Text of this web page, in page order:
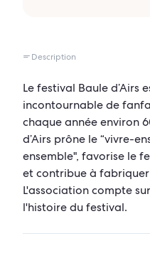
Description
Le festival Baule d’Airs
incontournable de
chaque année environ
d’Airs prône le “vivre-
ensemble", favorise le
et contribue à
L'association compte
l'histoire du festival.